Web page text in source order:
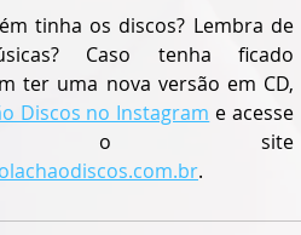
tinha os discos? Lembra de
Caso tenha ficado
ter uma nova versão em CD,
Discos no Instagram e acesse
.